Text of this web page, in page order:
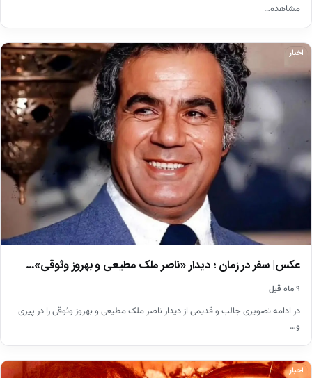
مشاهده…
اخبار
عکس| سفر در زمان ؛ دیدار «ناصر ملک مطیعی و بهروز وثوقی»…
۹ ماه قبل
در ادامه تصویری جالب و قدیمی از دیدار ناصر ملک مطیعی و بهروز وثوقی را در پیری
و…
اخبار